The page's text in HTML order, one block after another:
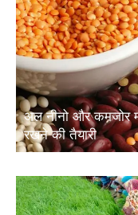
अल नीनो और कमजोर
रखने की तैयारी